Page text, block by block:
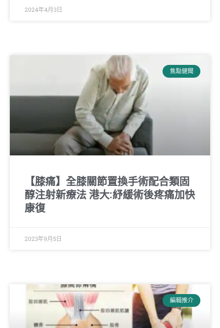
2024年4月3日
焦點健聞
【膝痛】全膝關節置換手術配合類固
醇注射新療法 港大:紓緩術後疼痛加快
康復
2023年9月5日
編輯推介